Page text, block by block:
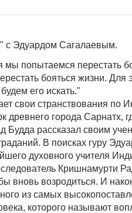
с Эдуардом Сагалаевым.
попытаемся перестать
бояться жизни. Для
его искать."
свои странствования по
древнего города Сарнатх,
Будда рассказал своим
В поисках гуру
духовного учителя
Кришнамурти
вновь возродиться. И
из самых
которого называют